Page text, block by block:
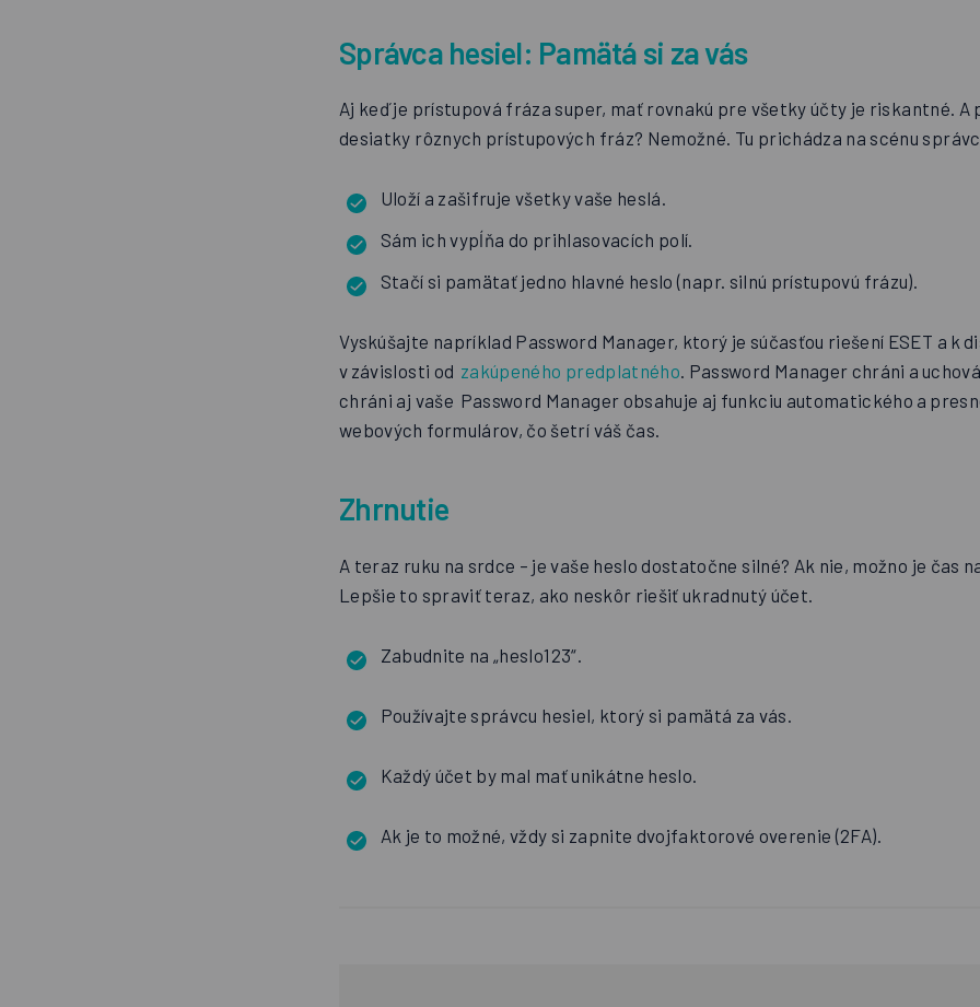
Správca hesiel: Pamätá si za vás
Aj keď je prístupová fráza super, mať rovnakú pre všetky účty je riskantné. A
desiatky rôznych prístupových fráz? Nemožné. Tu prichádza na scénu
Uloží a zašifruje všetky vaše heslá.
Sám ich vypĺňa do prihlasovacích polí.
Stačí si pamätať jedno hlavné heslo (napr. silnú prístupovú frázu).
Vyskúšajte napríklad Password Manager, ktorý je súčasťou riešení ESET a k
v závislosti od zakúpeného predplatného. Password Manager chráni a
chráni aj vaše Password Manager obsahuje aj funkciu automatického a
webových formulárov, čo šetrí váš čas.
Zhrnutie
A teraz ruku na srdce – je vaše heslo dostatočne silné? Ak nie, možno je čas
Lepšie to spraviť teraz, ako neskôr riešiť ukradnutý účet.
Zabudnite na „heslo123“.
Používajte správcu hesiel, ktorý si pamätá za vás.
Každý účet by mal mať unikátne heslo.
Ak je to možné, vždy si zapnite dvojfaktorové overenie (2FA).